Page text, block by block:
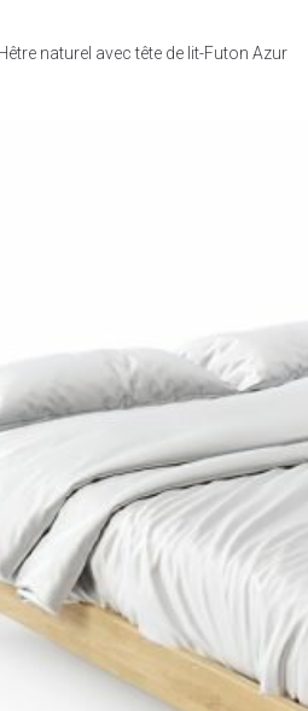
naturel avec tête de lit-Futon Azur